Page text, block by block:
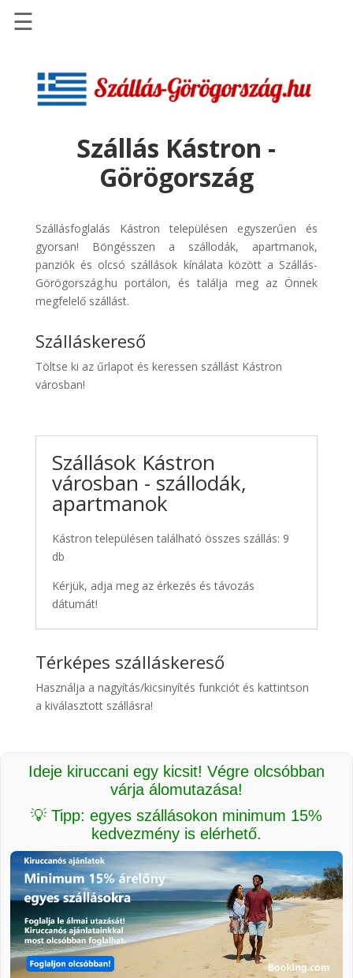
Szállások
Repülőjegy
pénzvisszatérítéssel
Discover
Cars
Transzfer
Kiwi
Taxi
☰
Szállás Kástron -
Görögország
Szállásfoglalás Kástron településen egyszerűen és
gyorsan! Böngésszen a szállodák, apartmanok,
panziók és olcsó szállások kínálata között a Szállás-
Görögország.hu portálon, és találja meg az Önnek
megfelelő szállást.
Szálláskereső
Töltse ki az űrlapot és keressen szállást Kástron
városban!
Szállások Kástron
városban - szállodák,
apartmanok
Kástron településen található összes szállás: 9
db
Kérjük, adja meg az érkezés és távozás
dátumát!
Térképes szálláskereső
Használja a nagyítás/kicsinyítés funkciót és kattintson
a kiválasztott szállásra!
Ideje kiruccani egy kicsit! Végre olcsóbban
várja álomutazása!
💡 Tipp: egyes szállásokon minimum 15%
kedvezmény is elérhető.